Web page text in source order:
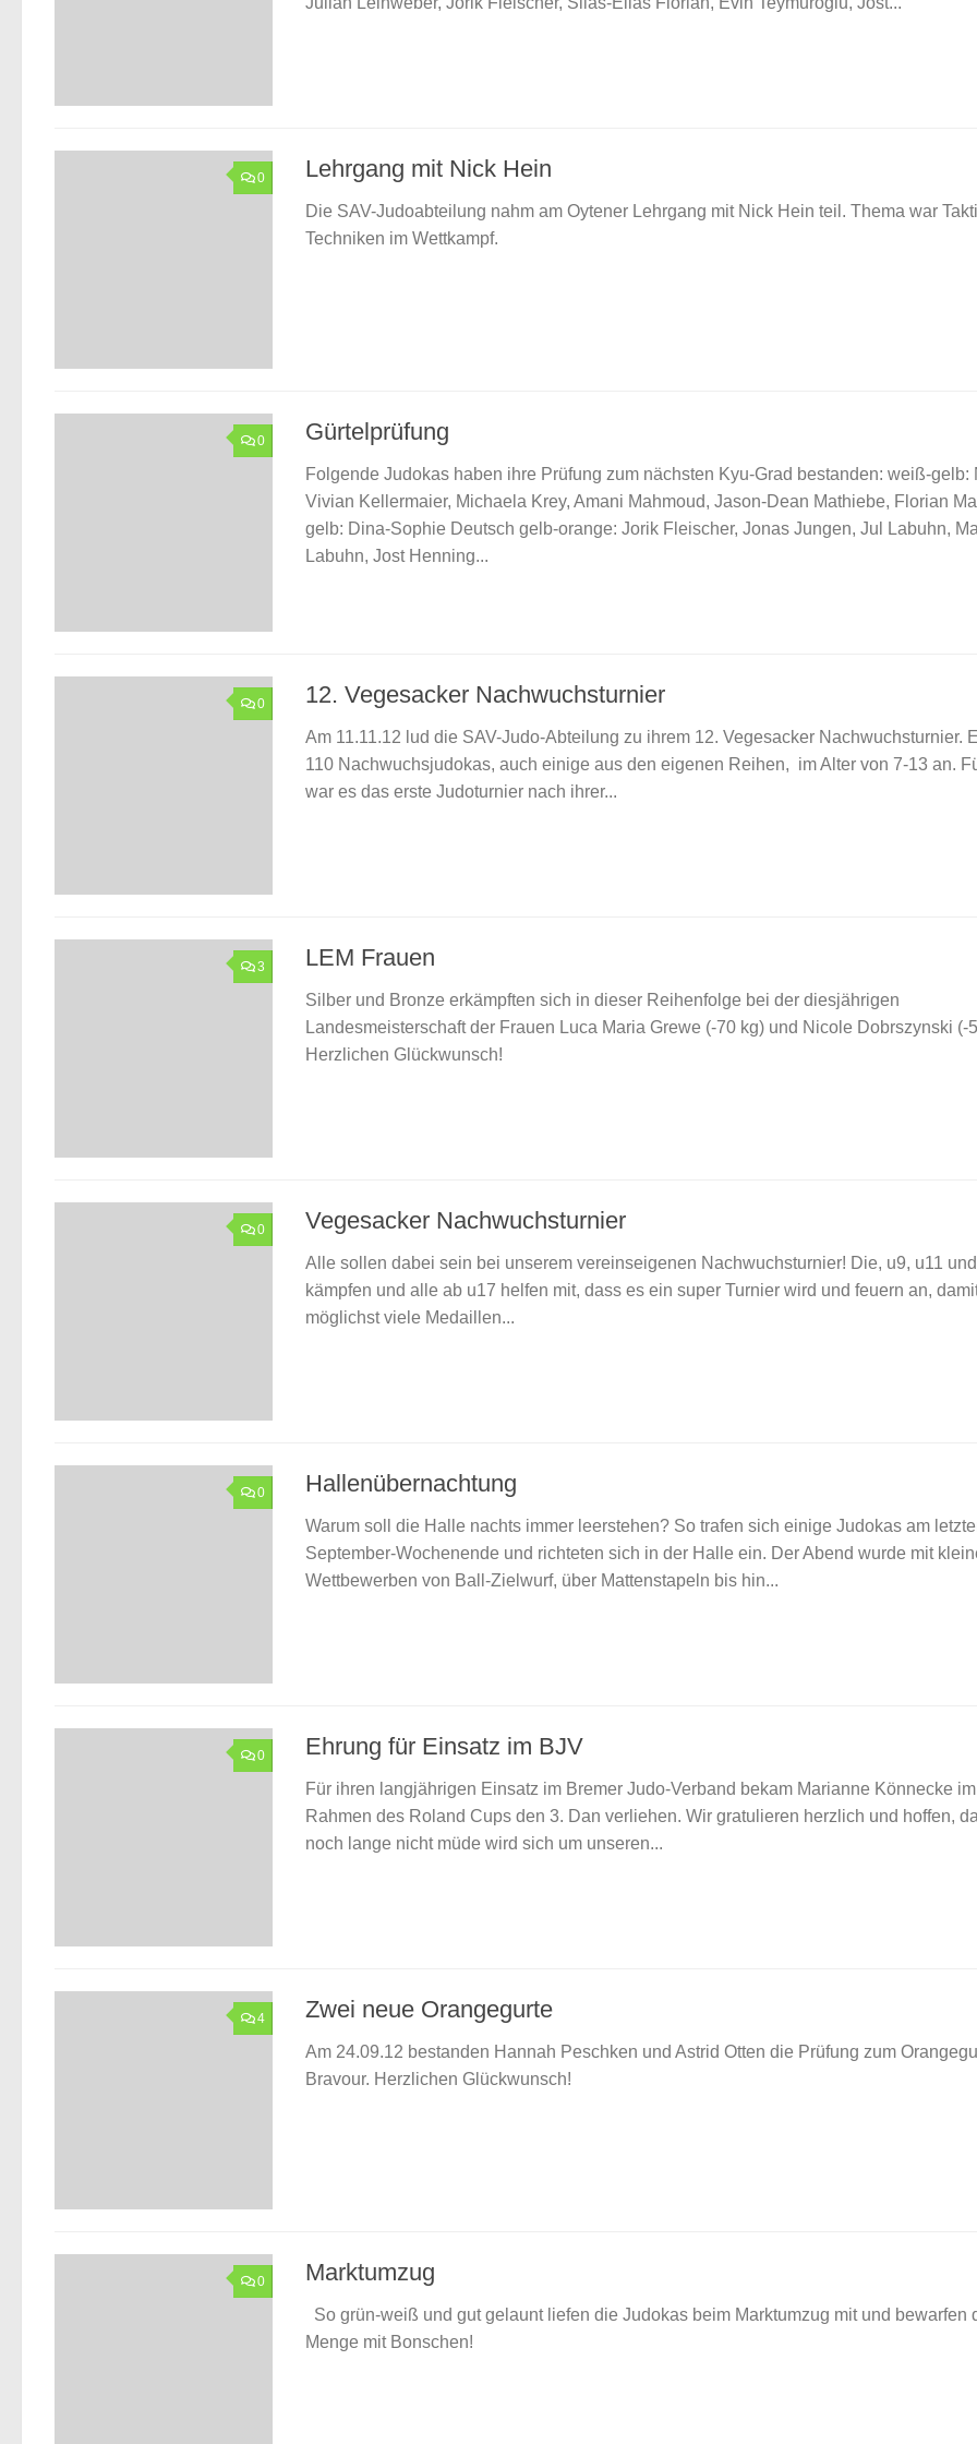
0 Lehrgang mit Nick Hein
Die SAV-Judoabteilung nahm am Oytener Lehrgang mit Nick Hein teil. Thema war
Techniken im Wettkampf.
0 Gürtelprüfung
Folgende Judokas haben ihre Prüfung zum nächsten Kyu-Grad bestanden: weiß-gelb:
Vivian Kellermaier, Michaela Krey, Amani Mahmoud, Jason-Dean Mathiebe, Florian
gelb: Dina-Sophie Deutsch gelb-orange: Jorik Fleischer, Jonas Jungen, Jul Labuhn,
Labuhn, Jost Henning...
0 12. Vegesacker Nachwuchsturnier
Am 11.11.12 lud die SAV-Judo-Abteilung zu ihrem 12. Vegesacker Nachwuchsturnier.
110 Nachwuchsjudokas, auch einige aus den eigenen Reihen, im Alter von 7-13 an.
war es das erste Judoturnier nach ihrer...
3 LEM Frauen
Silber und Bronze erkämpften sich in dieser Reihenfolge bei der diesjährigen
Landesmeisterschaft der Frauen Luca Maria Grewe (-70 kg) und Nicole Dobrszynski (-
Herzlichen Glückwunsch!
0 Vegesacker Nachwuchsturnier
Alle sollen dabei sein bei unserem vereinseigenen Nachwuchsturnier! Die, u9, u11
kämpfen und alle ab u17 helfen mit, dass es ein super Turnier wird und feuern an,
möglichst viele Medaillen...
0 Hallenübernachtung
Warum soll die Halle nachts immer leerstehen? So trafen sich einige Judokas am
September-Wochenende und richteten sich in der Halle ein. Der Abend wurde mit
Wettbewerben von Ball-Zielwurf, über Mattenstapeln bis hin...
0 Ehrung für Einsatz im BJV
Für ihren langjährigen Einsatz im Bremer Judo-Verband bekam Marianne Könnecke im
Rahmen des Roland Cups den 3. Dan verliehen. Wir gratulieren herzlich und hoffen,
noch lange nicht müde wird sich um unseren...
4 Zwei neue Orangegurte
Am 24.09.12 bestanden Hannah Peschken und Astrid Otten die Prüfung zum
Bravour. Herzlichen Glückwunsch!
0 Marktumzug
So grün-weiß und gut gelaunt liefen die Judokas beim Marktumzug mit und bewarfen
Menge mit Bonschen!